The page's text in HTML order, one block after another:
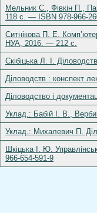
Мельник С., Фівкін П.,
118 с. — ISBN 978-966-
Ситнікова П. Е.
НУА, 2016. — 212 с.
Скібіцька Л. І.
Діловодств : конспект
Діловодство і
Уклад.: Бабій І. В.,
Уклад.: Михалевич П.
Шкіцька І. Ю.
966-654-591-9